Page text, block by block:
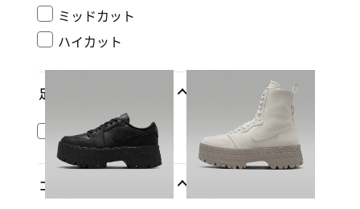
ミッドカット
ハイカット
足幅
レギュラー
コレクション